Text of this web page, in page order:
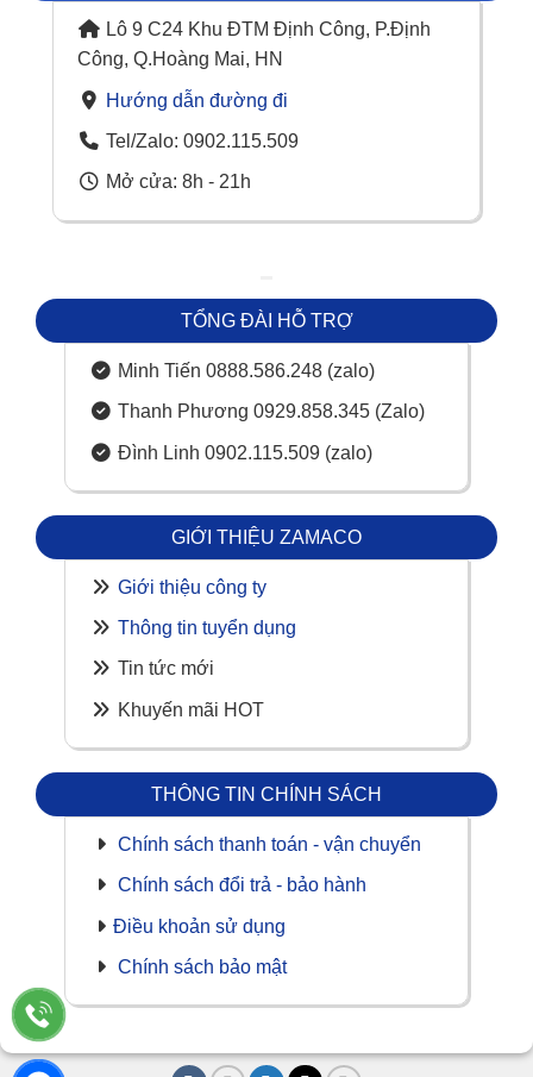
Lô 9 C24 Khu ĐTM Định Công, P.Định
Công, Q.Hoàng Mai, HN
Hướng dẫn đường đi
Tel/Zalo: 0902.115.509
Mở cửa: 8h - 21h
GIỚI THIỆU ZAMACO
Giới thiệu công ty
Thông tin tuyển dụng
Tin tức mới
Khuyến mãi HOT
TỔNG ĐÀI HỖ TRỢ
Minh Tiến 0888.586.248 (zalo)
Thanh Phương 0929.858.345 (Zalo)
Đình Linh 0902.115.509 (zalo)
THÔNG TIN CHÍNH SÁCH
Chính sách thanh toán - vận chuyển
Chính sách đổi trả - bảo hành
Điều khoản sử dụng
Chính sách bảo mật